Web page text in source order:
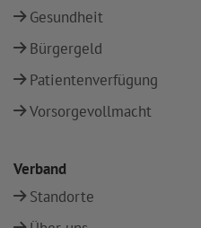
Gesundheit
Bürgergeld
Patientenverfügung
Vorsorgevollmacht
Verband
Standorte